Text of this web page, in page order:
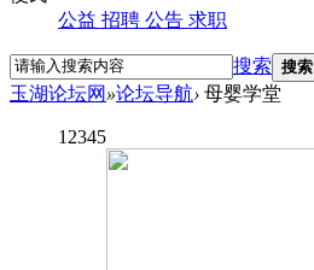
公益 招聘 公告 求职
搜索 搜索
玉湖论坛网 »论坛导航› 母婴学堂
1 2345